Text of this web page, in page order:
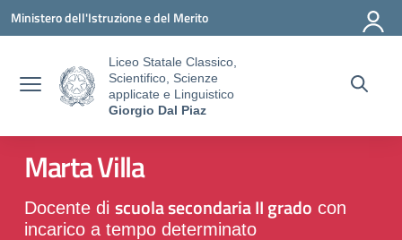
Vai ai contenuti
Vai al menu di navigazione
Vai al footer
Ministero dell'Istruzione e del Merito
Liceo Statale Classico,
Scientifico, Scienze
applicate e Linguistico
Giorgio Dal Piaz
Marta Villa
Docente di scuola secondaria II grado con
incarico a tempo determinato